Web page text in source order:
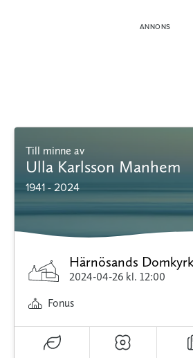
Till minne av
Ulla Karlsson Manhem
1941 - 2024
Härnösands
2024-04-26 kl. 12:00
Fonus